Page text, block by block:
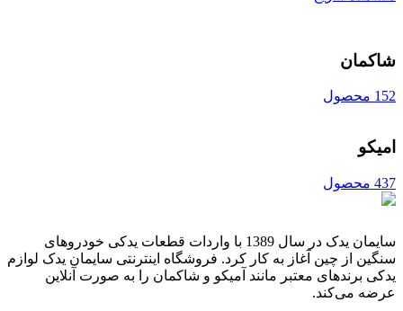
شاکمان
152 محصول
امیکو
437 محصول
سایمان یدک در سال 1389 با واردات قطعات یدکی خودروهای
سنگین از چین آغاز به کار کرد. فروشگاه اینترنتی سایمان یدک لوازم
یدکی برندهای معتبر مانند آمیکو و شاکمان را به صورت آنلاین
عرضه می‌کند.